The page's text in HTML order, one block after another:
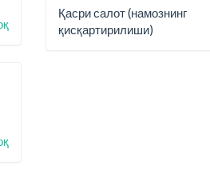
Қасри салот (намознинг
қисқартирилиши)